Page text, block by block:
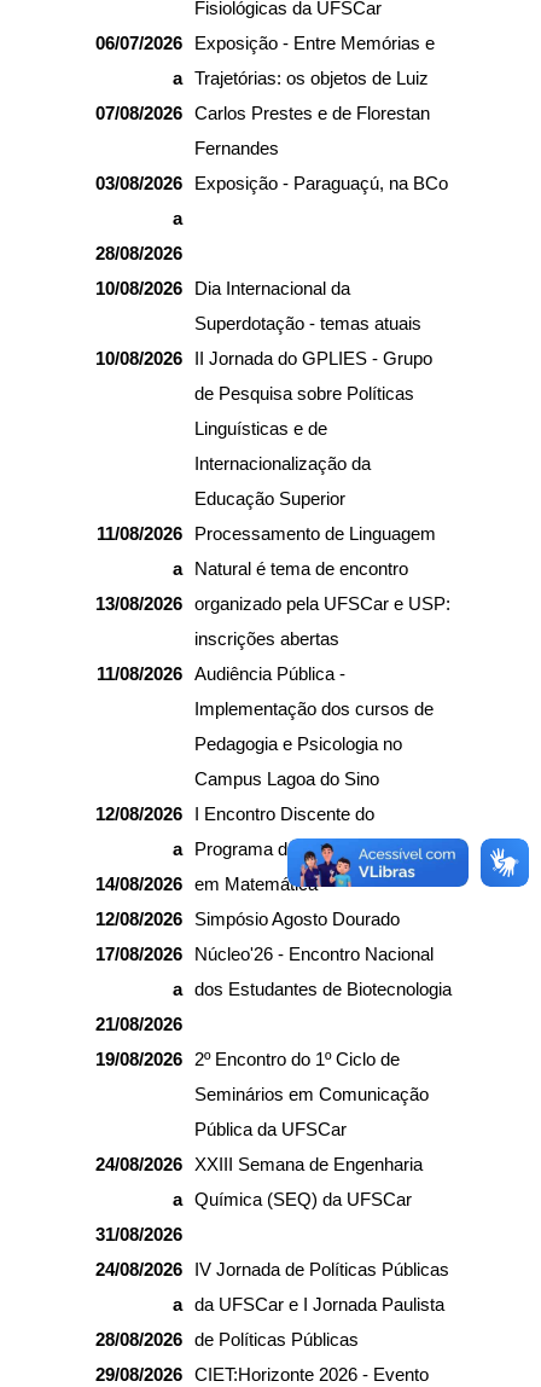
Fisiológicas da UFSCar
06/07/2026
a
07/08/2026
Exposição - Entre Memórias e
Trajetórias: os objetos de Luiz
Carlos Prestes e de Florestan
Fernandes
03/08/2026
a
28/08/2026
Exposição - Paraguaçú, na BCo
10/08/2026
Dia Internacional da
Superdotação - temas atuais
10/08/2026
II Jornada do GPLIES - Grupo
de Pesquisa sobre Políticas
Linguísticas e de
Internacionalização da
Educação Superior
11/08/2026
a
13/08/2026
Processamento de Linguagem
Natural é tema de encontro
organizado pela UFSCar e USP:
inscrições abertas
11/08/2026
Audiência Pública -
Implementação dos cursos de
Pedagogia e Psicologia no
Campus Lagoa do Sino
12/08/2026
a
14/08/2026
I Encontro Discente do
Programa de Pós-Graduação
em Matemática
12/08/2026
Simpósio Agosto Dourado
17/08/2026
a
21/08/2026
Núcleo'26 - Encontro Nacional
dos Estudantes de Biotecnologia
19/08/2026
2º Encontro do 1º Ciclo de
Seminários em Comunicação
Pública da UFSCar
24/08/2026
a
31/08/2026
XXIII Semana de Engenharia
Química (SEQ) da UFSCar
24/08/2026
a
28/08/2026
IV Jornada de Políticas Públicas
da UFSCar e I Jornada Paulista
de Políticas Públicas
29/08/2026
CIET:Horizonte 2026 - Evento